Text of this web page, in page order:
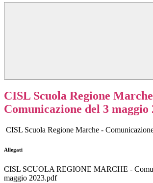
CISL Scuola Regione
Comunicazione del 3 maggio
CISL Scuola Regione Marche -
Allegati
CISL SCUOLA REGIONE MARCHE -
maggio 2023.pdf